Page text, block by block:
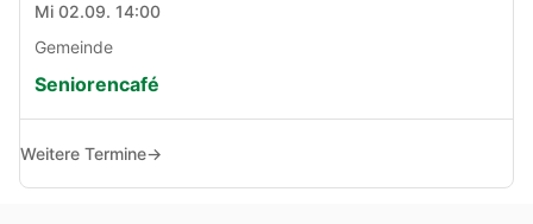
Mi 02.09. 14:00
Gemeinde
Seniorencafé
Weitere Termine→